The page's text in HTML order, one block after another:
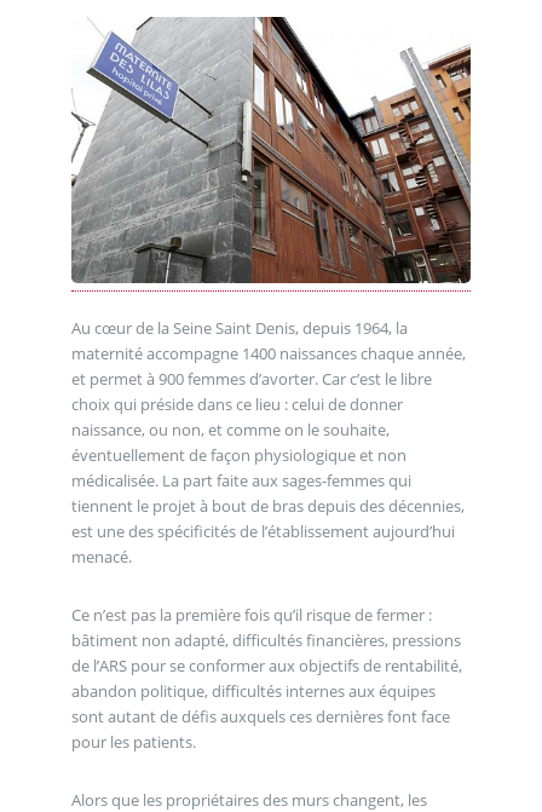
Au cœur de la Seine Saint Denis, depuis 1964, la
maternité accompagne 1400 naissances chaque année,
et permet à 900 femmes d’avorter. Car c’est le libre
choix qui préside dans ce lieu : celui de donner
naissance, ou non, et comme on le souhaite,
éventuellement de façon physiologique et non
médicalisée. La part faite aux sages-femmes qui
tiennent le projet à bout de bras depuis des décennies,
est une des spécificités de l’établissement aujourd’hui
menacé.
Ce n’est pas la première fois qu’il risque de fermer :
bâtiment non adapté, difficultés financières, pressions
de l’ARS pour se conformer aux objectifs de rentabilité,
abandon politique, difficultés internes aux équipes
sont autant de défis auxquels ces dernières font face
pour les patients.
Alors que les propriétaires des murs changent, les